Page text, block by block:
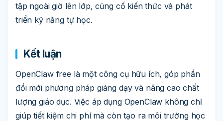
tập ngoài giờ lên lớp, củng cố kiến thức và phát
triển kỹ năng tự học.
Kết luận
OpenClaw free là một công cụ hữu ích, góp phần
đổi mới phương pháp giảng dạy và nâng cao chất
lượng giáo dục. Việc áp dụng OpenClaw không chỉ
giúp tiết kiệm chi phí mà còn tạo ra môi trường học